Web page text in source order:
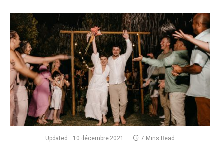
Updated: 10 décembre 2021 7 Mins Read